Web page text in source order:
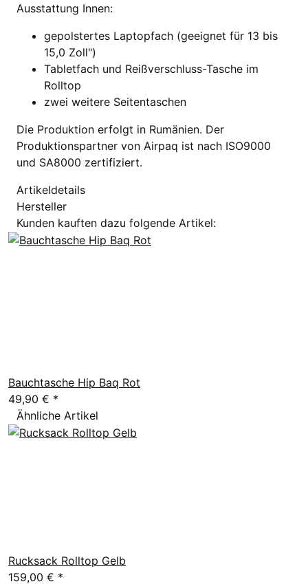
Ausstattung Innen:
gepolstertes Laptopfach (geeignet für 13 bis
15,0 Zoll")
Tabletfach und Reißverschluss-Tasche im
Rolltop
zwei weitere Seitentaschen
Die Produktion erfolgt in Rumänien. Der
Produktionspartner von Airpaq ist nach ISO9000
und SA8000 zertifiziert.
Artikeldetails
Hersteller
Kunden kauften dazu folgende Artikel:
Bauchtasche Hip Baq Rot
49,90 € *
Ähnliche Artikel
Rucksack Rolltop Gelb
159,00 € *